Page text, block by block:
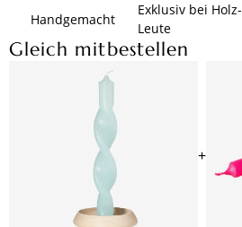
Handgemacht
Exklusiv bei Holz-
Leute
Gleich mitbestellen
+